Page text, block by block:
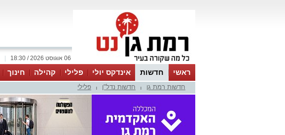
06 אוגוסט 2026 / 18:30
ראשי חדשות אינדקס יולי פלילי קהילה חינוך
ווטסאפ
חדשות רמת גן חדשות נדל"ן פלילי